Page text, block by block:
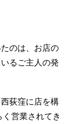
のは、お店の
るご主人の発
荻窪に店を構
営業されてき